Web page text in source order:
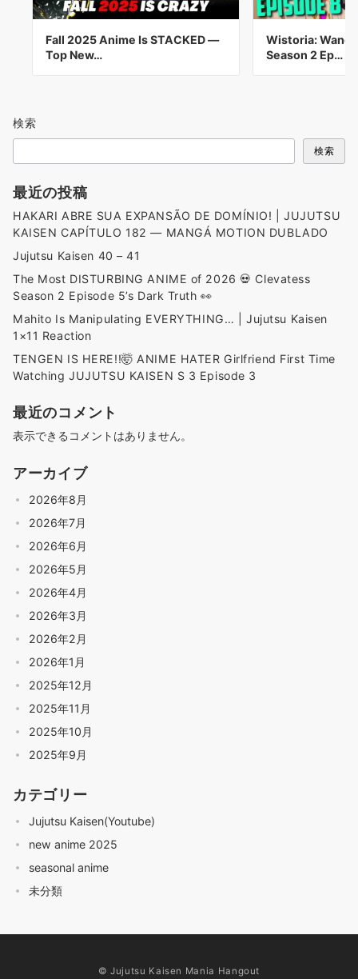
Fall 2025 Anime Is STACKED —
Top New…
Wistoria: Wand
Season 2 Ep…
検索
検索
最近の投稿
HAKARI ABRE SUA EXPANSÃO DE DOMÍNIO! | JUJUTSU
KAISEN CAPÍTULO 182 — MANGÁ MOTION DUBLADO
Jujutsu Kaisen 40 – 41
The Most DISTURBING ANIME of 2026 💀 Clevatess
Season 2 Episode 5’s Dark Truth 👀
Mahito Is Manipulating EVERYTHING… | Jujutsu Kaisen
1×11 Reaction
TENGEN IS HERE!!🤯 ANIME HATER Girlfriend First Time
Watching JUJUTSU KAISEN S 3 Episode 3
最近のコメント
表示できるコメントはありません。
アーカイブ
2026年8月
2026年7月
2026年6月
2026年5月
2026年4月
2026年3月
2026年2月
2026年1月
2025年12月
2025年11月
2025年10月
2025年9月
カテゴリー
Jujutsu Kaisen(Youtube)
new anime 2025
seasonal anime
未分類
© Jujutsu Kaisen Mania Hangout